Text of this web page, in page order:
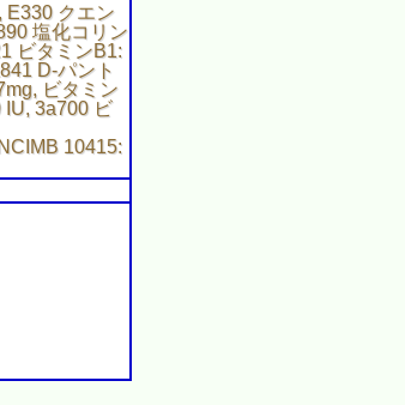
E330 クエン
塩化コリン
ビタミンB1:
D-パント
ビタミン
IU, 3a700 ビ
10415: